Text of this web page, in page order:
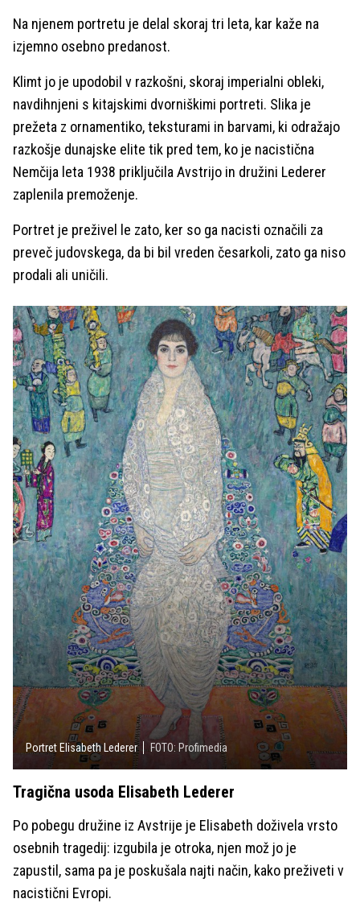
Na njenem portretu je delal skoraj tri leta, kar kaže na
izjemno osebno predanost.
Klimt jo je upodobil v razkošni, skoraj imperialni obleki,
navdihnjeni s kitajskimi dvorniškimi portreti. Slika je
prežeta z ornamentiko, teksturami in barvami, ki odražajo
razkošje dunajske elite tik pred tem, ko je nacistična
Nemčija leta 1938 priključila Avstrijo in družini Lederer
zaplenila premoženje.
Portret je preživel le zato, ker so ga nacisti označili za
preveč judovskega, da bi bil vreden česarkoli, zato ga niso
prodali ali uničili.
Portret Elisabeth Lederer FOTO: Profimedia
Tragična usoda Elisabeth Lederer
Po pobegu družine iz Avstrije je Elisabeth doživela vrsto
osebnih tragedij: izgubila je otroka, njen mož jo je
zapustil, sama pa je poskušala najti način, kako preživeti v
nacistični Evropi.